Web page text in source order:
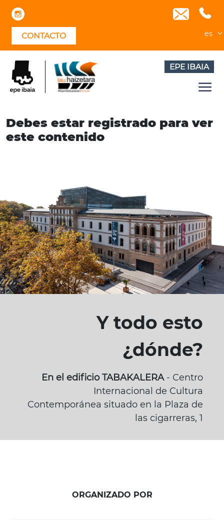
Skip
contentCONTACTO es
EPE IBAIA
Debes estar registrado para ver
este contenido
Y todo esto
¿dónde?
En el edificio TABAKALERA- Centro
Internacional de Cultura
Contemporánea situado en la Plaza de
las cigarreras, 1
ORGANIZADO POR